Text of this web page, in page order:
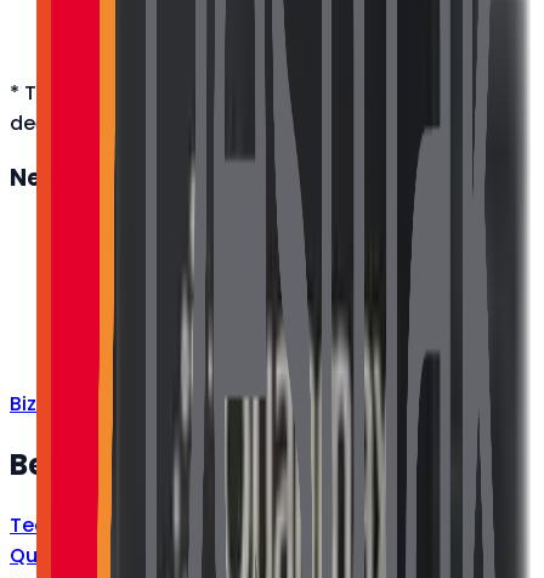
2 Yıl Garanti / 2 Years Warranty
(Local Country)
* Teknik özellikler üretici kaynaklıdır; modele göre
değişebilir. Detaylı bilgi için bize ulaşın.
Neden Desmak ?
Orijinal, garantili ürün
Hızlı ve güvenli kargo
Satış öncesi/sonrası teknik destek
Kurumsal fatura · bayi fiyatları
Bize Ulaşın
Benzer Ürünler
Tedarik
Quanmax Q Serisi Endüstriyel Box PC I5 10310U 8GB